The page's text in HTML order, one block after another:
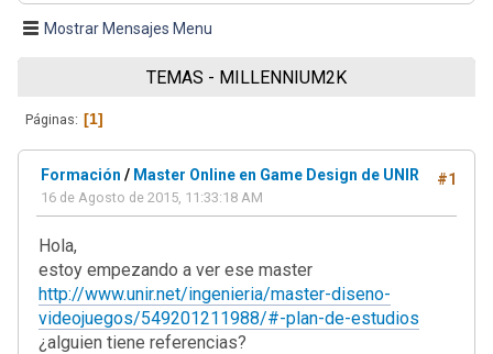
Mostrar Mensajes Menu
TEMAS - MILLENNIUM2K
Páginas 1
#1
Formación / Master Online en Game Design de UNIR
16 de Agosto de 2015, 11:33:18 AM
Hola,
estoy empezando a ver ese master
http://www.unir.net/ingenieria/master-diseno-
videojuegos/549201211988/#-plan-de-estudios
¿alguien tiene referencias?